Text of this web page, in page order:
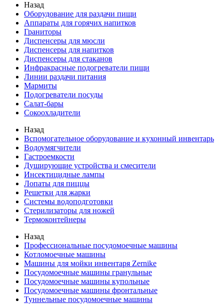
Назад
Оборудование для раздачи пищи
Аппараты для горячих напитков
Граниторы
Диспенсеры для мюсли
Диспенсеры для напитков
Диспенсеры для стаканов
Инфракрасные подогреватели пищи
Линии раздачи питания
Мармиты
Подогреватели посуды
Салат-бары
Сокоохладители
Назад
Вспомогательное оборудование и кухонный инвентарь
Водоумягчители
Гастроемкости
Душирующие устройства и смесители
Инсектицидные лампы
Лопаты для пиццы
Решетки для жарки
Системы водоподготовки
Стерилизаторы для ножей
Термоконтейнеры
Назад
Профессиональные посудомоечные машины
Котломоечные машины
Машины для мойки инвентаря Zernike
Посудомоечные машины гранульные
Посудомоечные машины купольные
Посудомоечные машины фронтальные
Туннельные посудомоечные машины